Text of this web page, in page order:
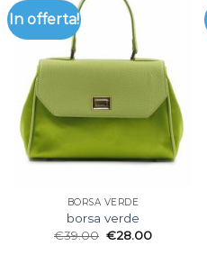
In offerta!
BORSA VERDE
borsa verde
€39.00 €28.00